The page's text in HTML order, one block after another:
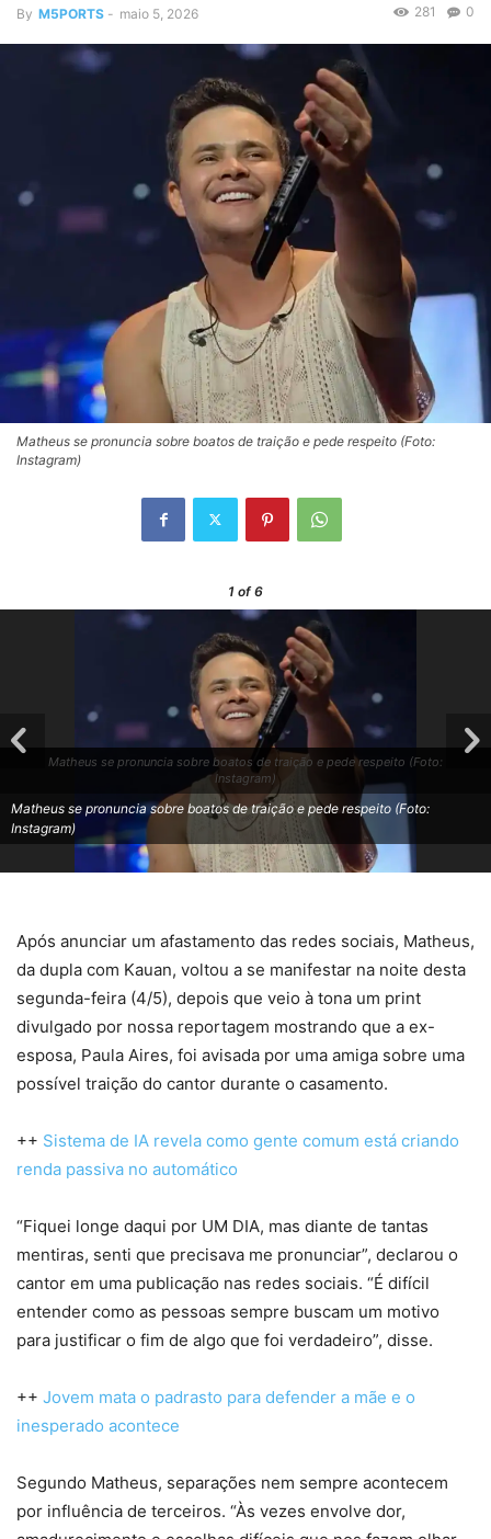
By M5PORTS - maio 5, 2026 0
281
Matheus se pronuncia sobre boatos de traição e pede respeito (Foto:
Instagram)
1 of 6
Matheus se pronuncia sobre boatos de traição e pede respeito (Foto:
Instagram)
Matheus se pronuncia sobre boatos de traição e pede respeito (Foto:
Instagram)
Após anunciar um afastamento das redes sociais, Matheus,
da dupla com Kauan, voltou a se manifestar na noite desta
segunda-feira (4/5), depois que veio à tona um print
divulgado por nossa reportagem mostrando que a ex-
esposa, Paula Aires, foi avisada por uma amiga sobre uma
possível traição do cantor durante o casamento.
++ Sistema de IA revela como gente comum está criando
renda passiva no automático
“Fiquei longe daqui por UM DIA, mas diante de tantas
mentiras, senti que precisava me pronunciar”, declarou o
cantor em uma publicação nas redes sociais. “É difícil
entender como as pessoas sempre buscam um motivo
para justificar o fim de algo que foi verdadeiro”, disse.
++ Jovem mata o padrasto para defender a mãe e o
inesperado acontece
Segundo Matheus, separações nem sempre acontecem
por influência de terceiros. “Às vezes envolve dor,